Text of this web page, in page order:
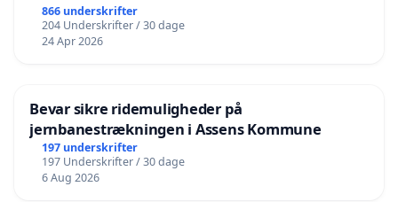
866 underskrifter
204 Underskrifter / 30 dage
24 Apr 2026
Bevar sikre ridemuligheder på
jernbanestrækningen i Assens Kommune
197 underskrifter
197 Underskrifter / 30 dage
6 Aug 2026